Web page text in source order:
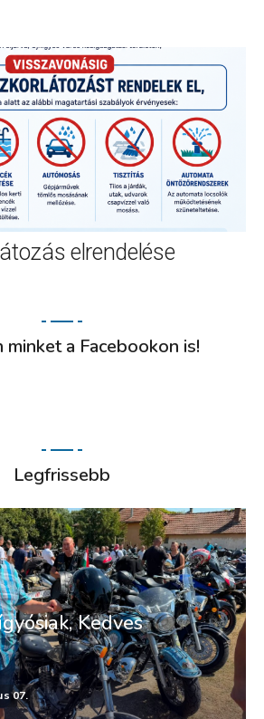
elrendelése
minket a Facebookon is!
Legfrissebb
Kedves
07.